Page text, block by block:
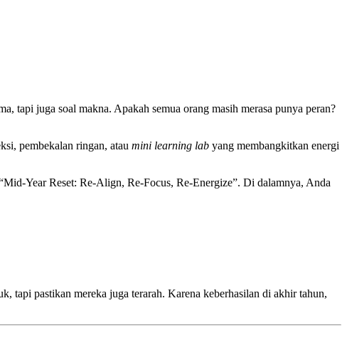
tapi juga soal makna. Apakah semua orang masih merasa punya peran?
pembekalan ringan, atau mini learning lab yang membangkitkan energi
Year Reset: Re-Align, Re-Focus, Re-Energize”. Di dalamnya, Anda
tapi pastikan mereka juga terarah. Karena keberhasilan di akhir tahun,